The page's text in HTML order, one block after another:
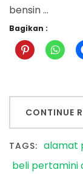
bensin …
Bagikan :
CONTINUE
TAGS: alamat
beli pertamini